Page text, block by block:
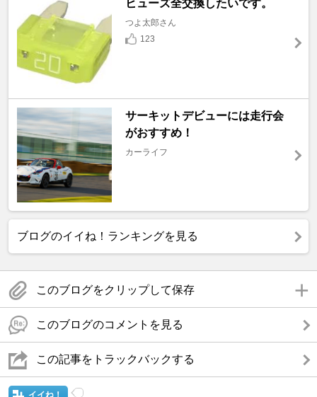
ヒューズ全交換したいです。
つよ太郎さん
123
サーキットデビューには走行会
がおすすめ！
カーライフ
ブログのイイね！ランキングを見る
このブログをクリップして保存
このブログのコメントを見る
この記事をトラックバックする